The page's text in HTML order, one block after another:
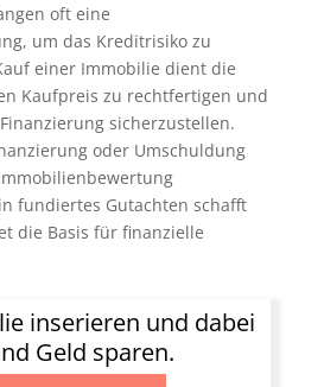
oft eine
um das Kreditrisiko zu
einer Immobilie dient die
Kaufpreis zu rechtfertigen und
sicherzustellen.
oder Umschuldung
fundiertes Gutachten schafft
die Basis für finanzielle
inserieren und dabei
Geld sparen.